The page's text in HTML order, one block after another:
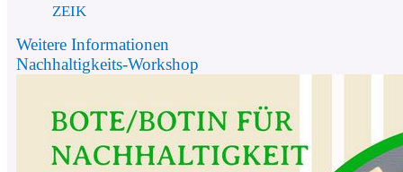
ZEIK
Weitere Informationen
Nachhaltigkeits-Workshop